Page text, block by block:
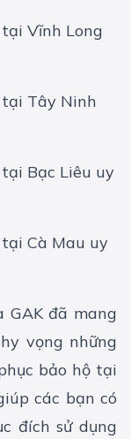
Vĩnh Long
tại Tây Ninh
Bạc Liêu uy
Cà Mau uy
đã mang
vọng những
bảo hộ tại
các bạn có
đích sử dụng